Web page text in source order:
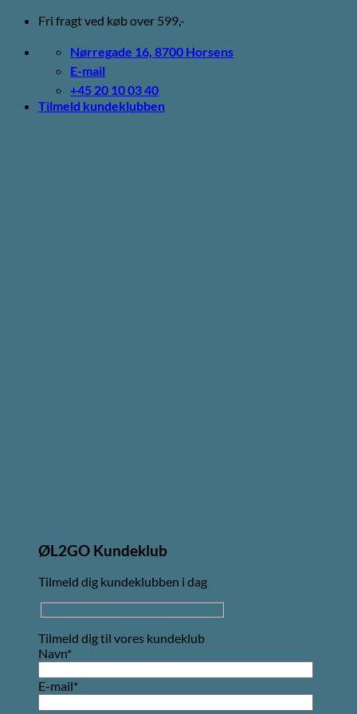
Fortsæt
indhold
Fri fragt ved køb over 599,-
Nørregade 16, 8700 Horsens
E-mail
+45 20 10 03 40
Tilmeld kundeklubben
ØL2GO Kundeklub
Tilmeld dig kundeklubben i dag
Tilmeld dig til vores kundeklub
Navn*
E-mail*